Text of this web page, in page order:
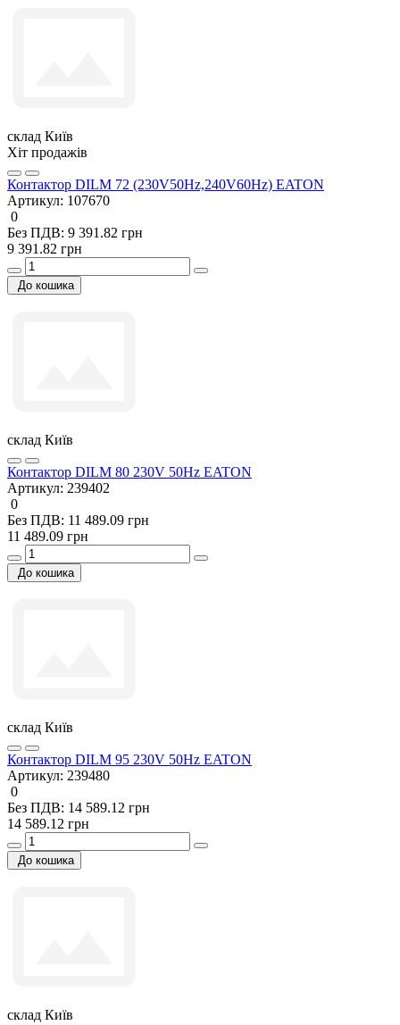
склад Київ
Хіт продажів
Контактор DILM 72 (230V50Hz,240V60Hz) EATON
Артикул: 107670
0
Без ПДВ: 9 391.82 грн
9 391.82 грн
До кошика
склад Київ
Контактор DILM 80 230V 50Hz EATON
Артикул: 239402
0
Без ПДВ: 11 489.09 грн
11 489.09 грн
До кошика
склад Київ
Контактор DILM 95 230V 50Hz EATON
Артикул: 239480
0
Без ПДВ: 14 589.12 грн
14 589.12 грн
До кошика
склад Київ